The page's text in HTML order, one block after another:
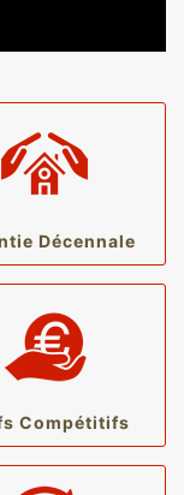
Décennale
Compétitifs